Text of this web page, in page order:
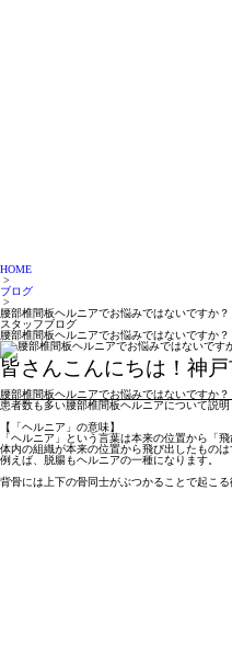
HOME
>
ブログ
>
腰部椎間板ヘルニアでお悩みではないですか？
スタッフブログ
腰部椎間板ヘルニアでお悩みではないですか？
皆さんこんにちは！神
腰部椎間板ヘルニアでお悩みではないですか？
患者数も多い腰部椎間板ヘルニアについて説明
【「ヘルニア」の意味】
「ヘルニア」という言葉は本来の位置から「
体内の組織が本来の位置から飛び出したものは
例えば、脱腸もヘルニアの一種になります。
背骨には上下の骨同士がぶつかることで起こ